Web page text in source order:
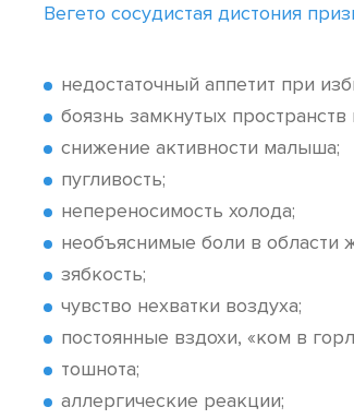
Вегето сосудистая дистония
недостаточный аппетит при
боязнь замкнутых
снижение активности малыша;
пугливость;
непереносимость холода;
необъяснимые боли в области
зябкость;
чувство нехватки воздуха;
постоянные вздохи, «ком в
тошнота;
аллергические реакции;